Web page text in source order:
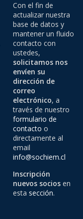
Con el fin de
actualizar nuestra
base de datos y
mantener un fluido
contacto con
ustedes,
solicitamos nos
envíen su
dirección de
correo
electrónico, a
través de nuestro
formulario de
contacto o
directamente al
email
info@sochiem.cl
Inscripción
nuevos sociosen
esta sección.